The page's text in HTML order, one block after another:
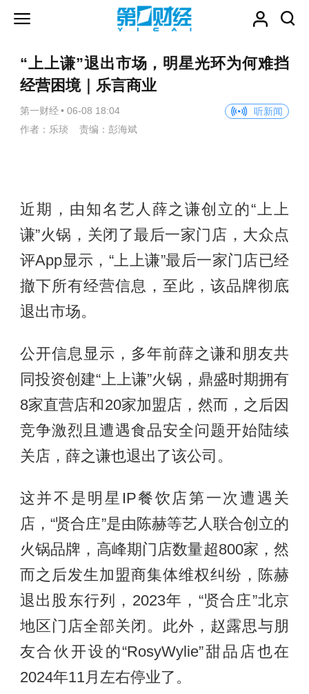
“上上谦”退出市场，明星光环为何难挡
经营困境｜乐言商业
第一财经 • 06-08 18:04
听新闻
作者：乐琰 责编：彭海斌
近期，由知名艺人薛之谦创立的“上上
谦”火锅，关闭了最后一家门店，大众点
评App显示，“上上谦”最后一家门店已经
撤下所有经营信息，至此，该品牌彻底
退出市场。
公开信息显示，多年前薛之谦和朋友共
同投资创建“上上谦”火锅，鼎盛时期拥有
8家直营店和20家加盟店，然而，之后因
竞争激烈且遭遇食品安全问题开始陆续
关店，薛之谦也退出了该公司。
这并不是明星IP餐饮店第一次遭遇关
店，“贤合庄”是由陈赫等艺人联合创立的
火锅品牌，高峰期门店数量超800家，然
而之后发生加盟商集体维权纠纷，陈赫
退出股东行列，2023年，“贤合庄”北京
地区门店全部关闭。此外，赵露思与朋
友合伙开设的“RosyWylie”甜品店也在
2024年11月左右停业了。